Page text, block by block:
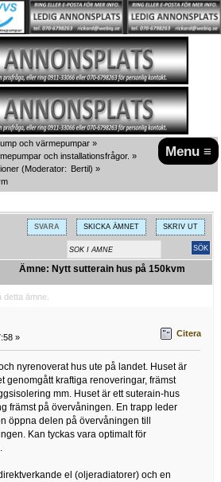
Menu ≡
och värmepumpar »
och installationsfrågor. »
(Moderator: Bertil) »
SVARA SKICKA ÄMNET SKRIV UT
Ämne: Nytt sutterain hus på 150kvm
ämne.
» Citera
nyrenoverat hus ute på landet. Huset är
genomgått kraftiga renoveringar, främst
mm. Huset är ett suterain-hus
främst på övervåningen. En trapp leder
öppna delen på övervåningen till
Kan tyckas vara optimalt för
el (oljeradiatorer) och en